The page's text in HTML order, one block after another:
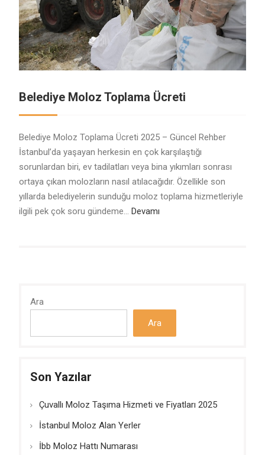
Belediye Moloz Toplama Ücreti
Belediye Moloz Toplama Ücreti 2025 – Güncel Rehber
İstanbul’da yaşayan herkesin en çok karşılaştığı
sorunlardan biri, ev tadilatları veya bina yıkımları sonrası
ortaya çıkan molozların nasıl atılacağıdır. Özellikle son
yıllarda belediyelerin sunduğu moloz toplama hizmetleriyle
ilgili pek çok soru gündeme… Devamı
Ara
Ara
Son Yazılar
Çuvallı Moloz Taşıma Hizmeti ve Fiyatları 2025
İstanbul Moloz Alan Yerler
İbb Moloz Hattı Numarası